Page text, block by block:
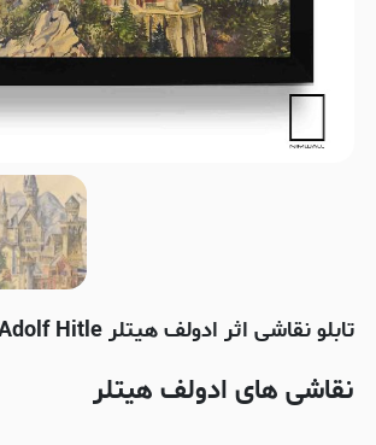
تابلو نقاشی اثر ادولف هیتلر N-991143 Adolf Hitle
نقاشی های ادولف هیتلر